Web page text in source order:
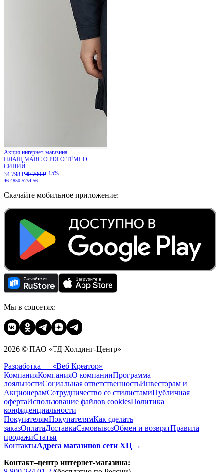
Акция интернет-магазина
ПЛАЩ MARC O POLO ТЁМНО-
СИНИЙ
34 798 ₽40 700 ₽-15%
46-4850-5254-56
Скачайте мобильное приложение:
Мы в соцсетях:
2026 © ПАО «ТД Холдинг-Центр»
Разработка — «Веб Креатор»
КомпанияКомпанияО компанииПрограмма
лояльностиСоциальная ответственностьИнвесторам и
АкционерамСотрудничество со стилистамиПубличная
офертаИспользование файлов cookiesПолитика
конфиденциальности
ПокупателямПокупателямКак сделать
заказОплатаДоставкаCамовывозОбмен и возвратПравила
продажиСтатьи
КонтактыАдреса магазинов сети ХЦ →
Контакт–центр интернет-магазина: